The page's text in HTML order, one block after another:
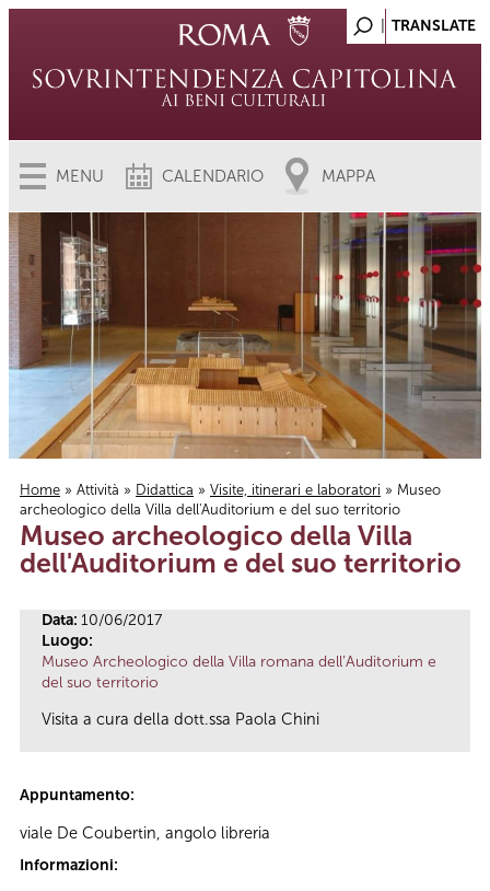
MENU CALENDARIO MAPPA
Tu sei qui
Home » Attività » Didattica » Visite, itinerari e laboratori » Museo
archeologico della Villa dell'Auditorium e del suo territorio
Museo archeologico della Villa
dell'Auditorium e del suo territorio
Data: 10/06/2017
Luogo:
Museo Archeologico della Villa romana dell’Auditorium e
del suo territorio
Visita a cura della dott.ssa Paola Chini
Appuntamento:
viale De Coubertin, angolo libreria
Informazioni: